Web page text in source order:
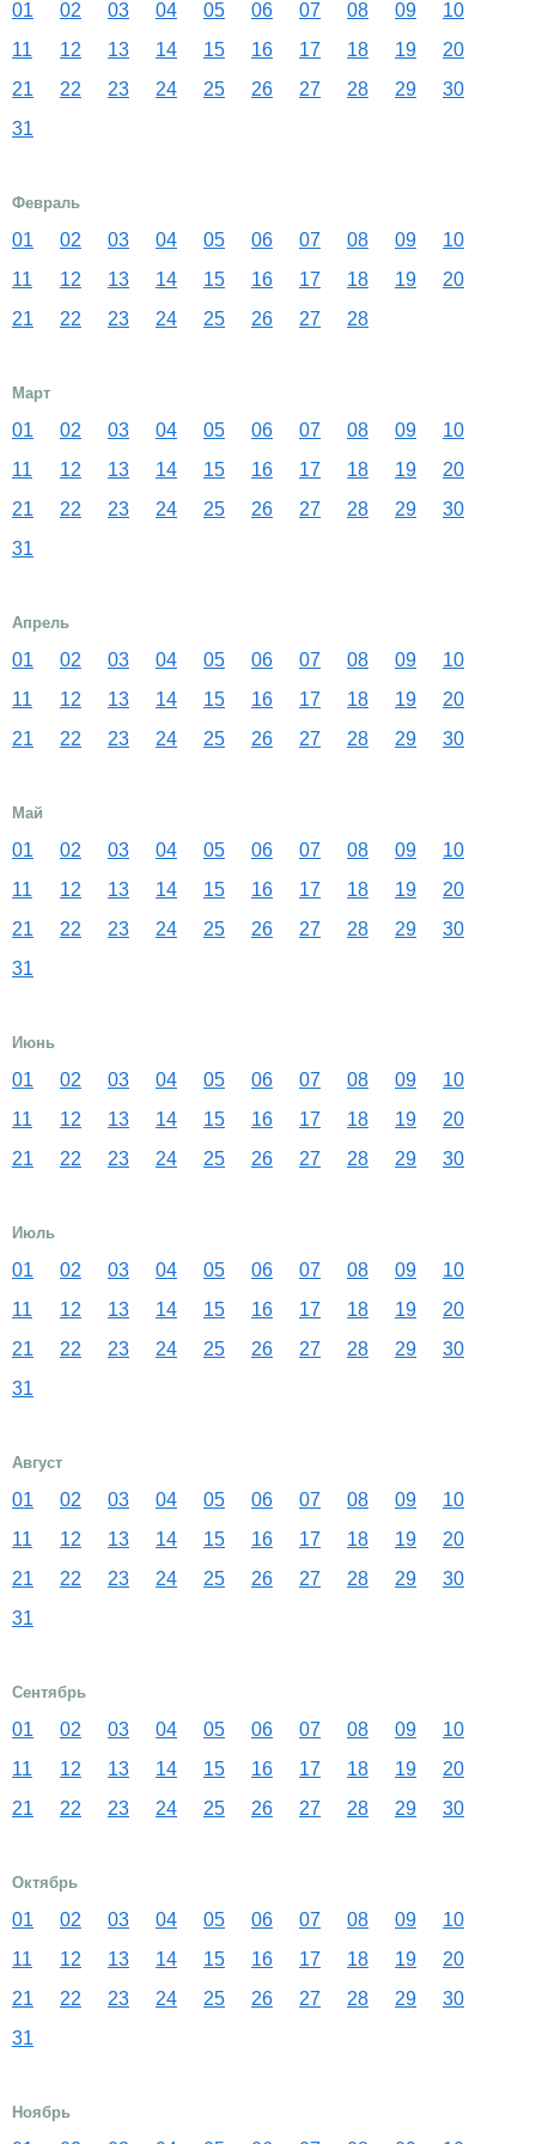
01 02 03 04 05 06 07 08 09
10
11
12 13 14 15 16 17 18 19
20
21
22 23 24 25 26 27 28 29
30
31
Февраль
01 02 03 04 05 06 07 08 09
10
11
12 13 14 15 16 17 18 19
20
21
22 23 24 25 26 27 28
Март
01 02 03 04 05 06 07 08 09
10
11
12 13 14 15 16 17 18 19
20
21
22 23 24 25 26 27 28 29
30
31
Апрель
01 02 03 04 05 06 07 08 09
10
11
12 13 14 15 16 17 18 19
20
21
22 23 24 25 26 27 28 29 30
Май
01 02 03 04 05 06 07 08 09
10
11
12 13 14 15 16 17 18 19
20
21
22 23 24 25 26 27 28 29
30
31
Июнь
01 02 03 04 05 06 07 08 09
10
11
12 13 14 15 16 17 18 19
20
21
22 23 24 25 26 27 28 29 30
Июль
01 02 03 04 05 06 07 08 09
10
11
12 13 14 15 16 17 18 19
20
21
22 23 24 25 26 27 28 29
30
31
Август
01 02 03 04 05 06 07 08 09
10
11
12 13 14 15 16 17 18 19
20
21
22 23 24 25 26 27 28 29
30
31
Сентябрь
01 02 03 04 05 06 07 08 09
10
11
12 13 14 15 16 17 18 19
20
21
22 23 24 25 26 27 28 29 30
Октябрь
01 02 03 04 05 06 07 08 09
10
11
12 13 14 15 16 17 18 19
20
21
22 23 24 25 26 27 28 29
30
31
Ноябрь